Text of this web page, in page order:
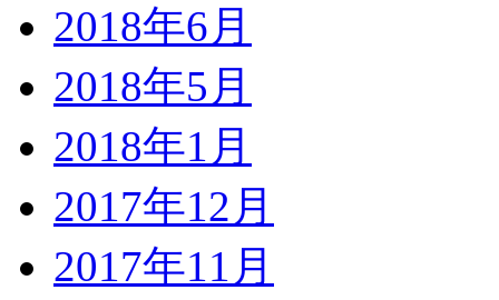
2018年6月
2018年5月
2018年1月
2017年12月
2017年11月